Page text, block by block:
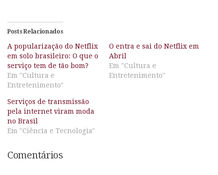
Posts Relacionados
A popularização do Netflix
em solo brasileiro: O que o
serviço tem de tão bom?
Em "Cultura e
Entretenimento"
O entra e sai do Netflix em
Abril
Em "Cultura e
Entretenimento"
Serviços de transmissão
pela internet viram moda
no Brasil
Em "Ciência e Tecnologia"
Comentários